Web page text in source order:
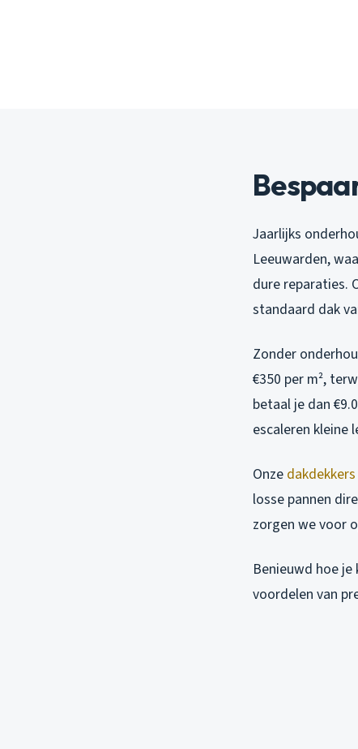
Jaarlijks
Leeuwarden,
dure reparaties.
standaard dak
Zonder
€350 per m²,
betaal je dan
escaleren kleine
Onze dakdekkers
losse pannen
zorgen we voor
Benieuwd hoe
voordelen van